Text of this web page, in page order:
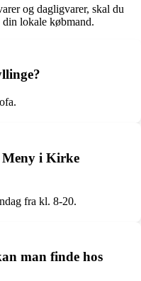
og dagligvarer, skal du
lokale købmand.
Meny i Kirke
fra kl. 8-20.
man finde hos